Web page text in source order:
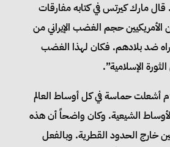
قال مارك كيرتس في كتابه مفارقات
الأمريكيين حجم الغضب الإيراني من
دبراه ضد بلادهم. فكان لهذا الغضب
الإسلامية”.
الثورة في إيران 1979م أشعلت حماسة في كل أوساط العالم
الشيعية. وكان واضحاً أن هذه
خارج الحدود القطرية. وبالفعل